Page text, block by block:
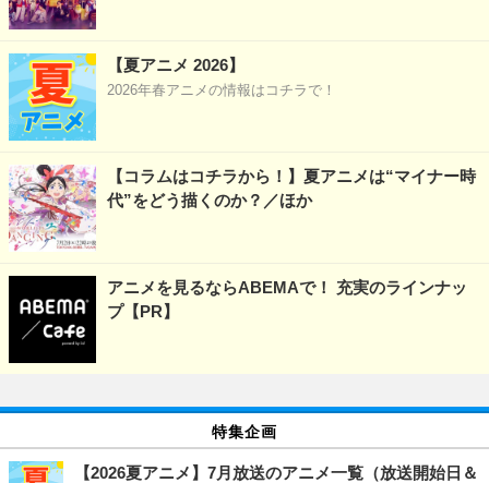
【夏アニメ 2026】
2026年春アニメの情報はコチラで！
【コラムはコチラから！】夏アニメは“マイナー時
代”をどう描くのか？／ほか
アニメを見るならABEMAで！ 充実のラインナッ
プ【PR】
特集企画
【2026夏アニメ】7月放送のアニメ一覧（放送開始日＆